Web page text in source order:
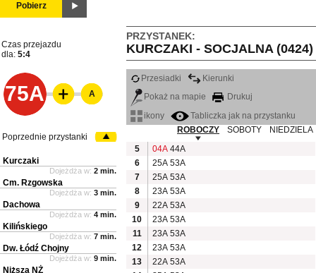
Pobierz
PRZYSTANEK:
KURCZAKI - SOCJALNA (0424)
Czas przejazdu
dla: 5:4
75A
Przesiadki
Kierunki
Pokaż na mapie
Drukuj
ikony
Tabliczka jak na przystanku
ROBOCZY
SOBOTY
NIEDZIELA
5
04A 44A
6
25A 53A
7
25A 53A
8
23A 53A
9
22A 53A
10
23A 53A
11
23A 53A
12
23A 53A
13
22A 53A
A
Poprzednie przystanki
Kurczaki
Dojeżdża w: 2 min.
Cm. Rzgowska
Dojeżdża w: 3 min.
Dachowa
Dojeżdża w: 4 min.
Kilińskiego
Dojeżdża w: 7 min.
Dw. Łódź Chojny
Dojeżdża w: 9 min.
Niższa NŻ